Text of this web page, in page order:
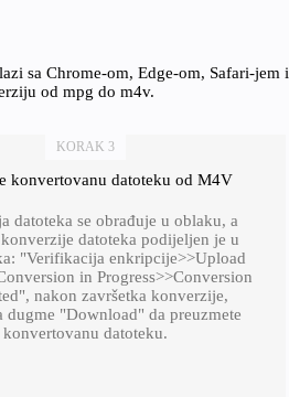
sa Chrome-om, Edge-om, Safari-jem i
od mpg do m4v.
KORAK 3
konvertovanu datoteku od M4V
datoteka se obrađuje u oblaku, a
datoteka podijeljen je u
"Verifikacija enkripcije>>Upload
in Progress>>Conversion
nakon završetka konverzije,
dugme "Download" da preuzmete
konvertovanu datoteku.